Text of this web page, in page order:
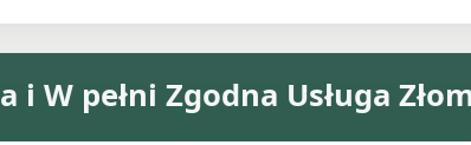
i W pełni Zgodna Usługa